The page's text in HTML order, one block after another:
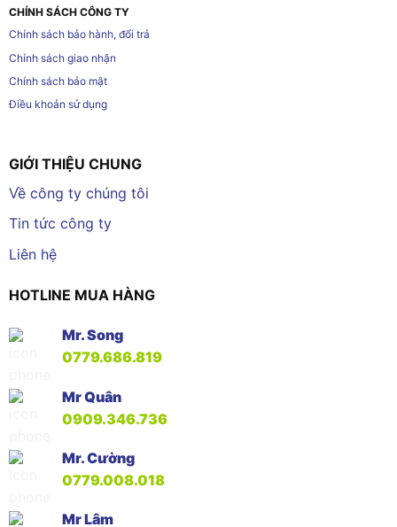
CHÍNH SÁCH CÔNG TY
Chính sách bảo hành, đổi trả
Chính sách giao nhận
Chính sách bảo mật
Điều khoản sử dụng
GIỚI THIỆU CHUNG
Về công ty chúng tôi
Tin tức công ty
Liên hệ
HOTLINE MUA HÀNG
Mr. Song
0779.686.819
Mr Quân
0909.346.736
Mr. Cường
0779.008.018
Mr Lâm